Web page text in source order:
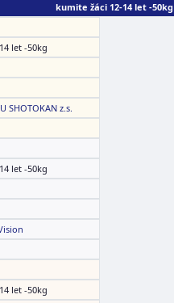
kumite žáci 12-14 let -50kg
let -50kg
SHOTOKAN z.s.
let -50kg
let -50kg